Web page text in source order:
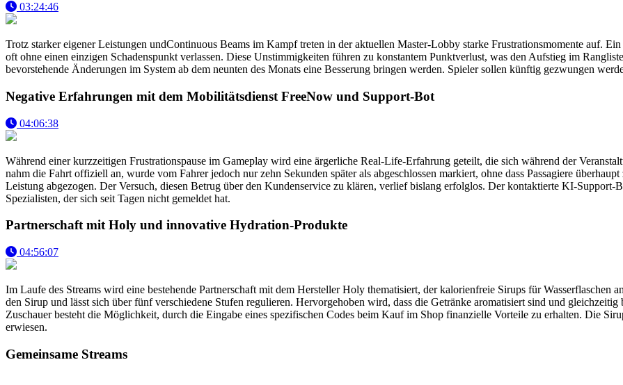
03:24:46
Trotz starker eigener Leistungen undContinuous Beams im Kampf treten in der aktuellen Master-Lobby starke Frustrationsmomente auf.
oft ohne einen einzigen Schadenspunkt verlassen. Diese Unstimmigkeiten führen zu konstantem Punktverlust, was den Aufstieg im
bevorstehende Änderungen im System ab dem neunten des Monats eine Besserung bringen werden. Spieler sollen künftig gezwungen
Negative Erfahrungen mit dem Mobilitätsdienst FreeNow und Support-Bot
04:06:38
Während einer kurzzeitigen Frustrationspause im Gameplay wird eine ärgerliche Real-Life-Erfahrung geteilt, die sich während der
nahm die Fahrt offiziell an, wurde vom Fahrer jedoch nur zehn Sekunden später als abgeschlossen markiert, ohne dass Passagiere
Leistung abgezogen. Der Versuch, diesen Betrug über den Kundenservice zu klären, verlief bislang erfolglos. Der kontaktierte KI-
Spezialisten, der sich seit Tagen nicht gemeldet hat.
Partnerschaft mit Holy und innovative Hydration-Produkte
04:56:07
Im Laufe des Streams wird eine bestehende Partnerschaft mit dem Hersteller Holy thematisiert, der kalorienfreie Sirups für Wasserflaschen
den Sirup und lässt sich über fünf verschiedene Stufen regulieren. Hervorgehoben wird, dass die Getränke aromatisiert sind und
Zuschauer besteht die Möglichkeit, durch die Eingabe eines spezifischen Codes beim Kauf im Shop finanzielle Vorteile zu erhalten. Die
erwiesen.
Gemeinsame Streams